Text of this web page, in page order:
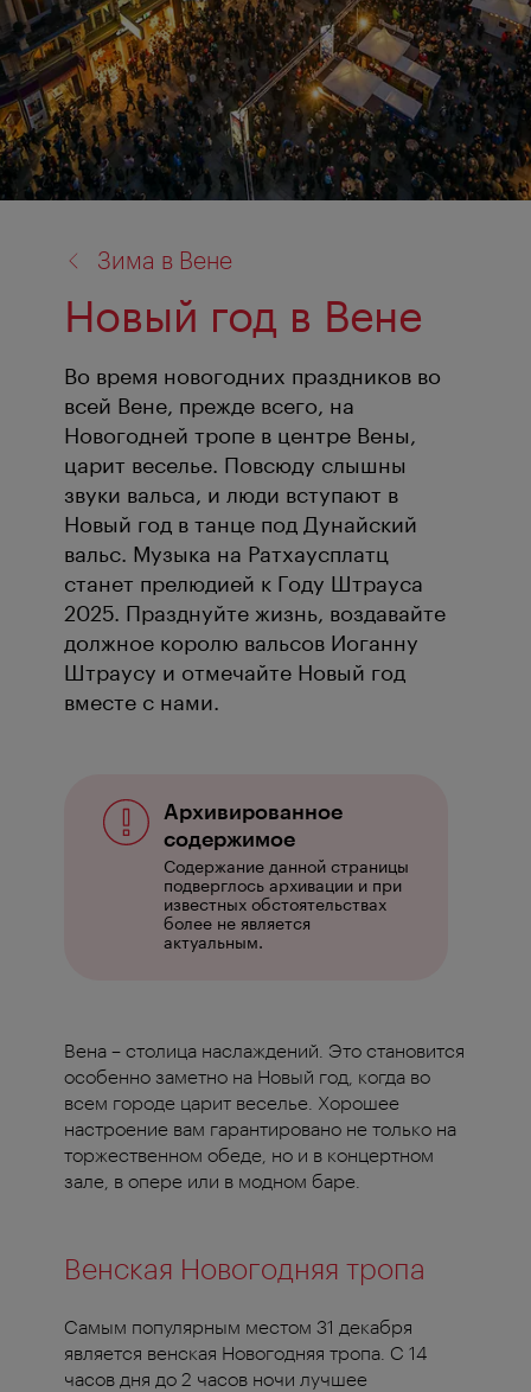
Зима в Вене
Новый год в Вене
Во время новогодних праздников во
всей Вене, прежде всего, на
Новогодней тропе в центре Вены,
царит веселье. Повсюду слышны
звуки вальса, и люди вступают в
Новый год в танце под Дунайский
вальс. Музыка на Ратхаусплатц
станет прелюдией к Году Штрауса
2025. Празднуйте жизнь, воздавайте
должное королю вальсов Иоганну
Штраусу и отмечайте Новый год
вместе с нами.
Архивированное
содержимое
Содержание данной страницы
подверглось архивации и при
известных обстоятельствах
более не является
актуальным.
Вена – столица наслаждений. Это становится
особенно заметно на Новый год, когда во
всем городе царит веселье. Хорошее
настроение вам гарантировано не только на
торжественном обеде, но и в концертном
зале, в опере или в модном баре.
Венская Новогодняя тропа
Самым популярным местом 31 декабря
является венская Новогодняя тропа. С 14
часов дня до 2 часов ночи лучшее